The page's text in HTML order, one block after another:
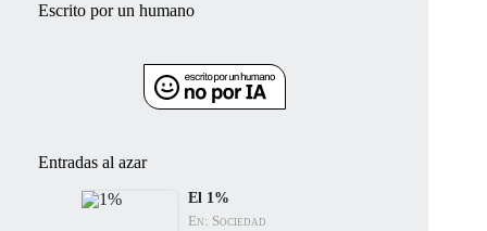
Escrito por un humano
Entradas al azar
El 1%
En: Sociedad